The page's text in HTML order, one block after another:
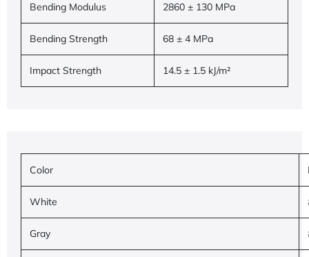
Bending Modulus 2860 ± 130 MPa
Bending Strength 68 ± 4 MPa
Impact Strength 14.5 ± 1.5 kJ/m²
Color
White
Gray